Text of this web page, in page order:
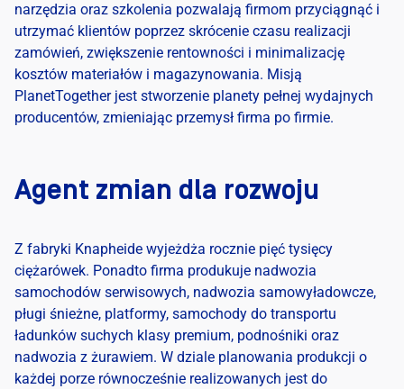
narzędzia oraz szkolenia pozwalają firmom przyciągnąć i
utrzymać klientów poprzez skrócenie czasu realizacji
zamówień, zwiększenie rentowności i minimalizację
kosztów materiałów i magazynowania. Misją
PlanetTogetherjest stworzenie planety pełnej wydajnych
producentów, zmieniając przemysł firma po firmie.
Agent zmian dla rozwoju
Z fabryki Knapheide wyjeżdża rocznie pięć tysięcy
ciężarówek. Ponadto firma produkuje nadwozia
samochodów serwisowych, nadwozia samowyładowcze,
pługi śnieżne, platformy, samochody do transportu
ładunków suchych klasy premium, podnośniki oraz
nadwozia z żurawiem. W dziale planowania produkcji o
każdej porze równocześnie realizowanych jest do